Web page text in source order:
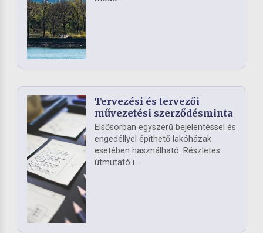
Tervezési és tervezői
művezetési szerződésminta
Elsősorban egyszerű bejelentéssel és
engedéllyel építhető lakóházak
esetében használható. Részletes
útmutató i...